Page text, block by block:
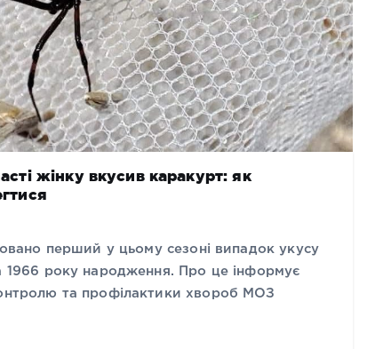
жінку вкусив каракурт: як
перший у цьому сезоні випадок укусу
1966 року народження. Про це інформує
та профілактики хвороб МОЗ